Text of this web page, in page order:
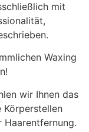
mit
Waxing
wir Ihnen das
Körperstellen